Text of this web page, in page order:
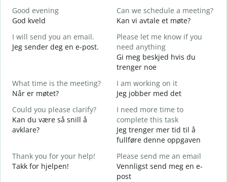
Good evening
God kveld
Can we schedule a meeting?
Kan vi avtale et møte?
I will send you an email.
Jeg sender deg en e-post.
Please let me know if you
need anything
Gi meg beskjed hvis du
trenger noe
What time is the meeting?
Når er møtet?
I am working on it
Jeg jobber med det
Could you please clarify?
Kan du være så snill å
avklare?
I need more time to
complete this task
Jeg trenger mer tid til å
fullføre denne oppgaven
Thank you for your help!
Takk for hjelpen!
Please send me an email
Vennligst send meg en e-
post